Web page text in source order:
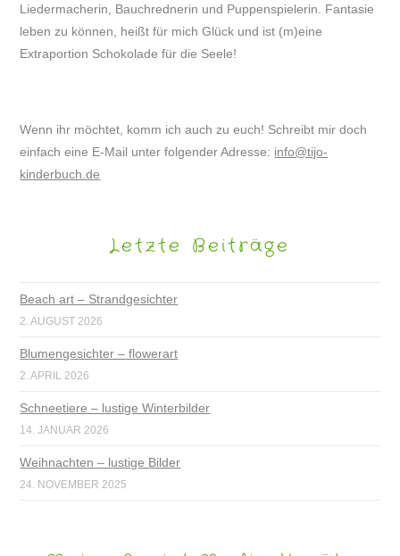
Liedermacherin, Bauchrednerin und Puppenspielerin. Fantasie
leben zu können, heißt für mich Glück und ist (m)eine
Extraportion Schokolade für die Seele!
Wenn ihr möchtet, komm ich auch zu euch! Schreibt mir doch
einfach eine E-Mail unter folgender Adresse: info@tijo-
kinderbuch.de
Letzte Beiträge
Beach art – Strandgesichter
2. AUGUST 2026
Blumengesichter – flowerart
2. APRIL 2026
Schneetiere – lustige Winterbilder
14. JANUAR 2026
Weihnachten – lustige Bilder
24. NOVEMBER 2025